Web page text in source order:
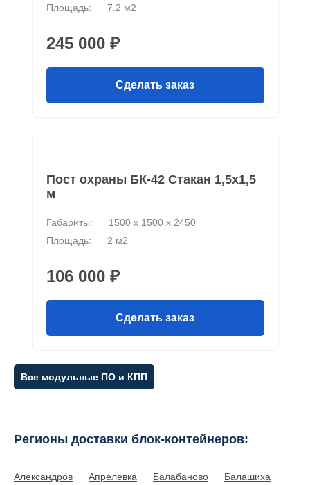
Площадь: 7.2 м2
245 000 ₽
Сделать заказ
Пост охраны БК-42 Стакан 1,5х1,5
м
Габариты:
1500 х 1500 х 2450
Площадь:
2 м2
106 000 ₽
Сделать заказ
Все модульные ПО и КПП
Регионы доставки блок-контейнеров:
Александров Апрелевка Балабаново Балашиха